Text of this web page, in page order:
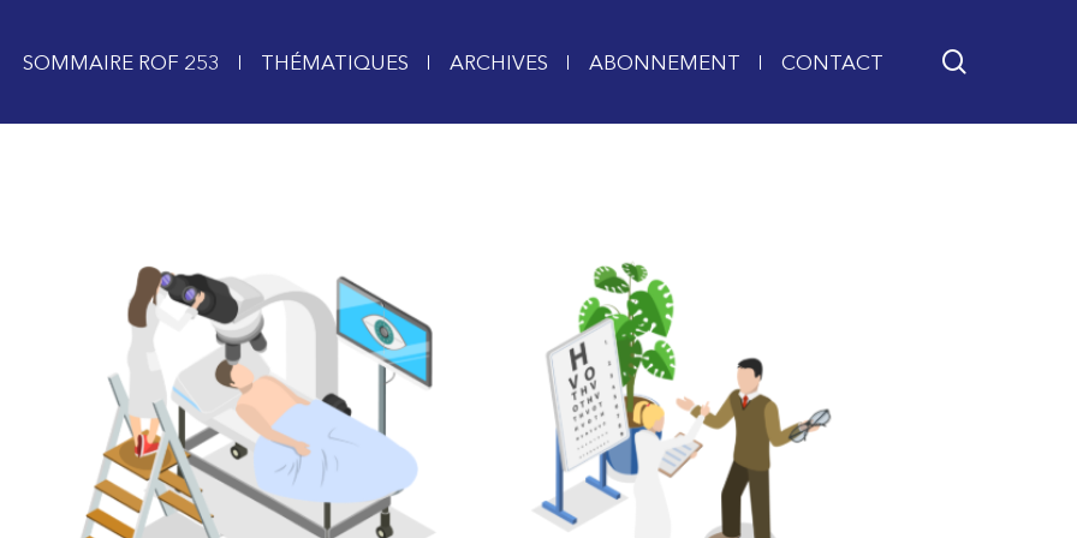
SOMMAIRE ROF 253 THÉMATIQUES ARCHIVES ABONNEMENT CONTACT